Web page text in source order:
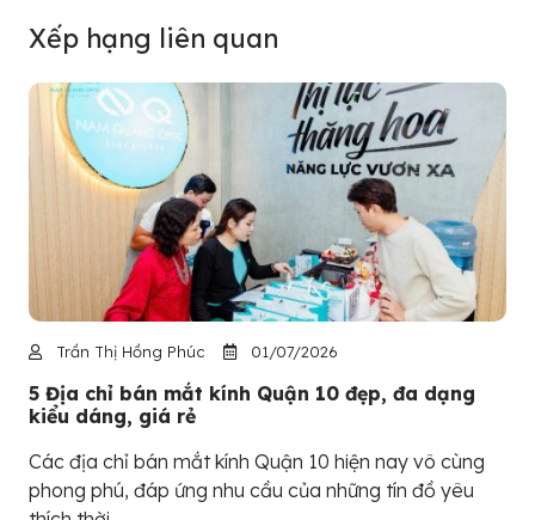
Xếp hạng liên quan
Trần Thị Hồng Phúc 01/07/2026
5 Địa chỉ bán mắt kính Quận 10 đẹp, đa dạng
kiểu dáng, giá rẻ
Các địa chỉ bán mắt kính Quận 10 hiện nay vô cùng
phong phú, đáp ứng nhu cầu của những tín đồ yêu